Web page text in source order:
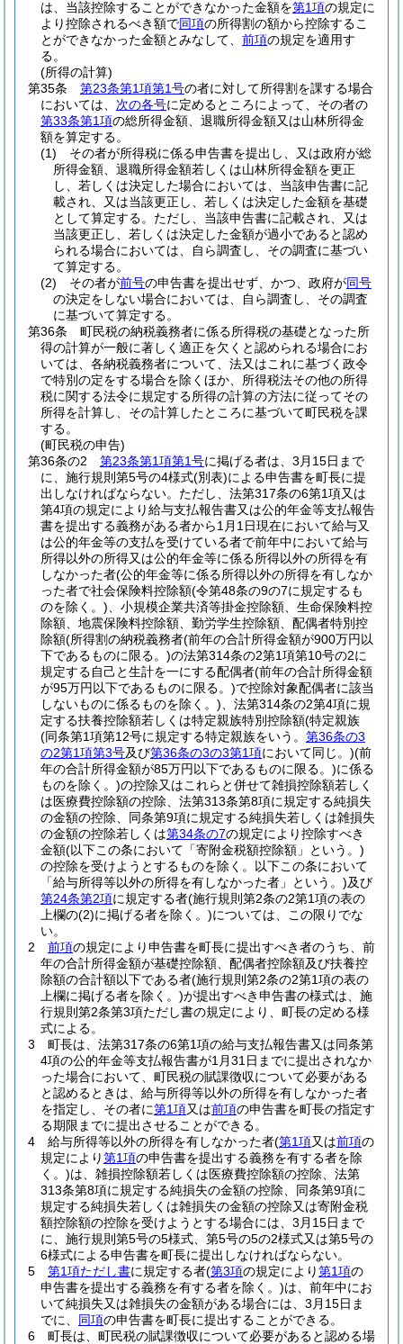
は、当該控除することができなかった金額を第1項の規定に
より控除されるべき額で同項の所得割の額から控除するこ
とができなかった金額とみなして、 前項の規定を適用す
る。
(所得の計算)
第35条
第23条第1項第1号の者に対して所得割を課する場合
においては、 次の各号に定めるところによって、その者の
第33条第1項の総所得金額、退職所得金額又は山林所得金
額を算定する。
(1)
その者が所得税に係る申告書を提出し、又は政府が総
所得金額、退職所得金額若しくは山林所得金額を更正
し、若しくは決定した場合においては、当該申告書に記
載され、又は当該更正し、若しくは決定した金額を基礎
として算定する。 ただし、当該申告書に記載され、又は
当該更正し、若しくは決定した金額が過小であると認め
られる場合においては、自ら調査し、その調査に基づい
て算定する。
(2)
その者が前号の申告書を提出せず、かつ、政府が同号
の決定をしない場合においては、自ら調査し、その調査
に基づいて算定する。
第36条
町民税の納税義務者に係る所得税の基礎となった所
得の計算が一般に著しく適正を欠くと認められる場合にお
いては、各納税義務者について、法又はこれに基づく政令
で特別の定をする場合を除くほか、所得税法その他の所得
税に関する法令に規定する所得の計算の方法に従ってその
所得を計算し、その計算したところに基づいて町民税を課
する。
(町民税の申告)
第36条の2
第23条第1項第1号に掲げる者は、3月15日まで
に、施行規則第5号の4様式(別表)による申告書を町長に提
出しなければならない。 ただし、法第317条の6第1項又は
第4項の規定により給与支払報告書又は公的年金等支払報告
書を提出する義務がある者から1月1日現在において給与又
は公的年金等の支払を受けている者で前年中において給与
所得以外の所得又は公的年金等に係る所得以外の所得を有
しなかった者(公的年金等に係る所得以外の所得を有しなか
った者で社会保険料控除額(令第48条の9の7に規定するも
のを除く。) 、小規模企業共済等掛金控除額、生命保険料控
除額、地震保険料控除額、勤労学生控除額、配偶者特別控
除額(所得割の納税義務者(前年の合計所得金額が900万円以
下であるものに限る。)の法第314条の2第1項第10号の2に
規定する自己と生計を一にする配偶者(前年の合計所得金額
が95万円以下であるものに限る。)で控除対象配偶者に該当
しないものに係るものを除く。) 、法第314条の2第4項に規
定する扶養控除額若しくは特定親族特別控除額(特定親族
(同条第1項第12号に規定する特定親族をいう。 第36条の3
の2第1項第3号及び第36条の3の3第1項において同じ。)(前
年の合計所得金額が85万円以下であるものに限る。)に係る
ものを除く。)の控除又はこれらと併せて雑損控除額若しく
は医療費控除額の控除、法第313条第8項に規定する純損失
の金額の控除、同条第9項に規定する純損失若しくは雑損失
の金額の控除若しくは第34条の7の規定により控除すべき
金額(以下この条において「寄附金税額控除額」という。)
の控除を受けようとするものを除く。以下この条において
「給与所得等以外の所得を有しなかった者」という。)及び
第24条第2項に規定する者(施行規則第2条の2第1項の表の
上欄の(2)に掲げる者を除く。)については、この限りでな
い。
2
前項の規定により申告書を町長に提出すべき者のうち、前
年の合計所得金額が基礎控除額、配偶者控除額及び扶養控
除額の合計額以下である者(施行規則第2条の2第1項の表の
上欄に掲げる者を除く。)が提出すべき申告書の様式は、施
行規則第2条第3項ただし書の規定により、町長の定める様
式による。
3
町長は、法第317条の6第1項の給与支払報告書又は同条第
4項の公的年金等支払報告書が1月31日までに提出されなか
った場合において、町民税の賦課徴収について必要がある
と認めるときは、給与所得等以外の所得を有しなかった者
を指定し、その者に第1項又は前項の申告書を町長の指定す
る期限までに提出させることができる。
4
給与所得等以外の所得を有しなかった者(第1項又は前項の
規定により第1項の申告書を提出する義務を有する者を除
く。)は、雑損控除額若しくは医療費控除額の控除、法第
313条第8項に規定する純損失の金額の控除、同条第9項に
規定する純損失若しくは雑損失の金額の控除又は寄附金税
額控除額の控除を受けようとする場合には、3月15日まで
に、施行規則第5号の5様式、第5号の5の2様式又は第5号の
6様式による申告書を町長に提出しなければならない。
5
第1項ただし書に規定する者(第3項の規定により第1項の
申告書を提出する義務を有する者を除く。)は、前年中にお
いて純損失又は雑損失の金額がある場合には、3月15日ま
でに、 同項の申告書を町長に提出することができる。
6
町長は、町民税の賦課徴収について必要があると認める場